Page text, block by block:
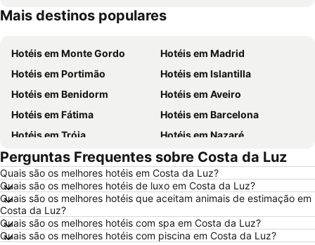
Hotéis em Madeira
Hotéis em Espanha
Mais destinos populares
Hotéis em Monte Gordo
Hotéis em Madrid
Hotéis em Portimão
Hotéis em Islantilla
Hotéis em Benidorm
Hotéis em Aveiro
Hotéis em Fátima
Hotéis em Barcelona
Hotéis em Tróia
Hotéis em Nazaré
Hotéis em Évora
Hotéis em Peniche
Hotéis em Porto Santo
Hotéis em Isla Canela
Hotéis em Sangenjo
Hotéis em Vila Nova de Milfontes
Hotéis em Vilamoura
Hotéis em Vigo
Hotéis em Roma
Hotéis em Centro de Portugal
Perguntas Frequentes sobre Costa da Luz
Quais são os melhores hotéis em Costa da Luz?
Quais são os melhores hotéis de luxo em Costa da Luz?
Quais são os melhores hotéis que aceitam animais de estimação em
Costa da Luz?
Quais são os melhores hotéis com spa em Costa da Luz?
Quais são os melhores hotéis com piscina em Costa da Luz?